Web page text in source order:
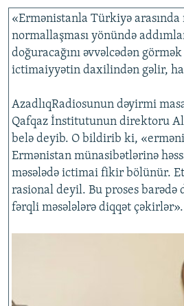
XƏBƏR BÜLLETENLƏRIMIZ
«Ermənistanla Türkiyə
normallaşması yönündə
doğuracağını əvvəlcədən
ictimaiyyətin daxilindən gəlir,
AzadlıqRadiosunun dəyirmi
Qafqaz İnstitutunun direktoru
belə deyib. O bildirib ki,
Ermənistan münasibətlərinə
məsələdə ictimai fikir bölünür.
rasional deyil. Bu proses barədə
fərqli məsələlərə diqqət çəkirlər».